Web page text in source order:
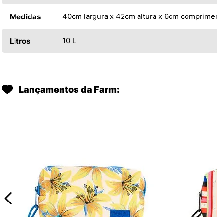
Medidas 40cm largura x 42cm altura x 6cm
Litros 10 L
Lançamentos da Farm: